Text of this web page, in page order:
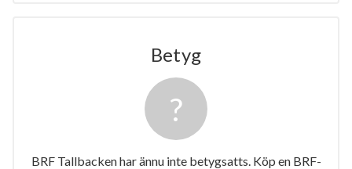
Betyg
BRF Tallbacken har ännu inte betygsatts. Köp en BRF-